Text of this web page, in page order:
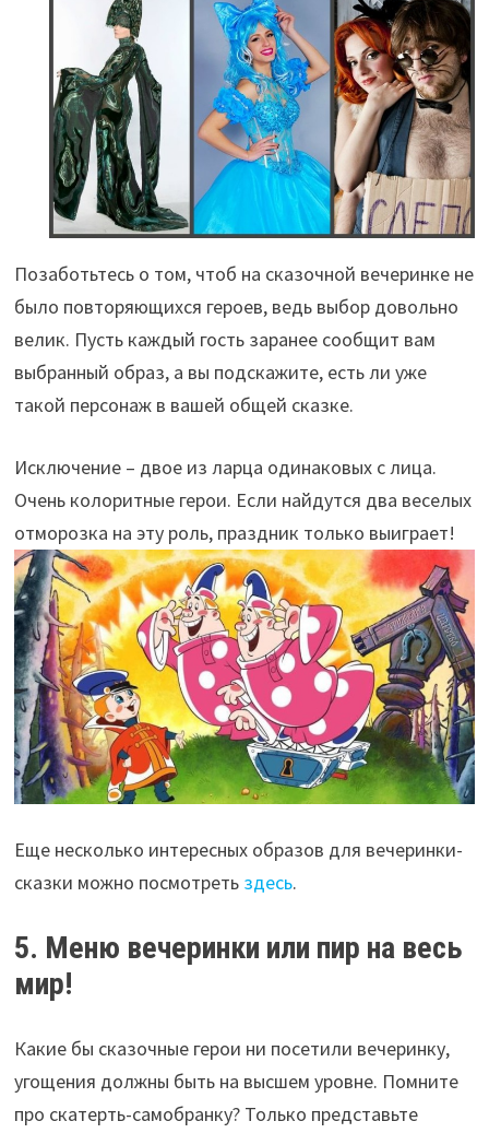
Позаботьтесь о том, чтоб на сказочной вечеринке не
было повторяющихся героев, ведь выбор довольно
велик. Пусть каждый гость заранее сообщит вам
выбранный образ, а вы подскажите, есть ли уже
такой персонаж в вашей общей сказке.
Исключение – двое из ларца одинаковых с лица.
Очень колоритные герои. Если найдутся два веселых
отморозка на эту роль, праздник только выиграет!
Еще несколько интересных образов для вечеринки-
сказки можно посмотреть здесь.
5. Меню вечеринки или пир на весь
мир!
Какие бы сказочные герои ни посетили вечеринку,
угощения должны быть на высшем уровне. Помните
про скатерть-самобранку? Только представьте